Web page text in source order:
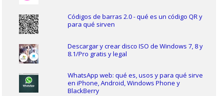
Códigos de barras 2.0 - qué es un código QR y
para qué sirven
Descargar y crear disco ISO de Windows 7, 8 y
8.1/Pro gratis y legal
WhatsApp web: qué es, usos y para qué sirve
en iPhone, Android, Windows Phone y
BlackBerry